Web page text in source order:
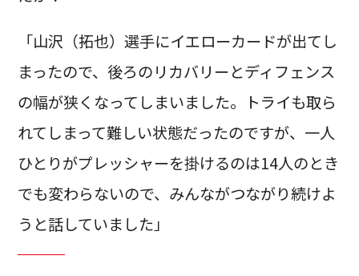
「山沢（拓也）選手にイエローカードが出てし
まったので、後ろのリカバリーとディフェンス
の幅が狭くなってしまいました。トライも取ら
れてしまって難しい状態だったのですが、一人
ひとりがプレッシャーを掛けるのは14人のとき
でも変わらないので、みんながつながり続けよ
うと話していました」